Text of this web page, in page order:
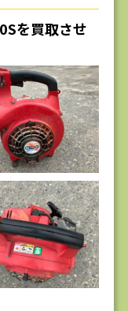
を買取させ